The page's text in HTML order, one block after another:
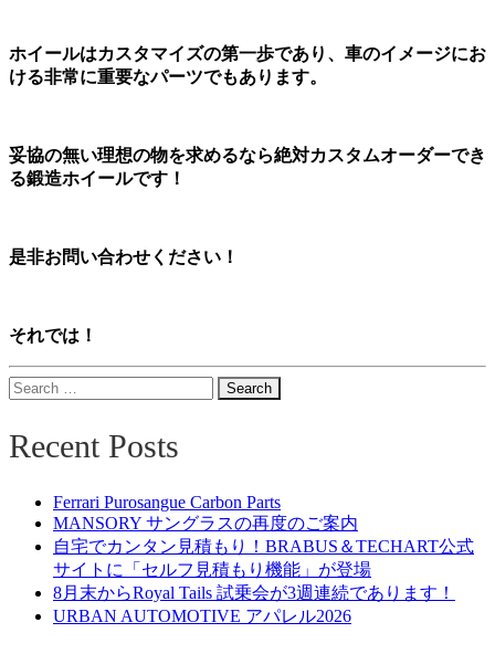
ホイールはカスタマイズの第一歩であり、車のイメージにお
ける非常に重要なパーツでもあります。
妥協の無い理想の物を求めるなら絶対カスタムオーダーでき
る鍛造ホイールです！
是非お問い合わせください！
それでは！
Search
for:
Recent Posts
Ferrari Purosangue Carbon Parts
MANSORY サングラスの再度のご案内
自宅でカンタン見積もり！BRABUS＆TECHART公式
サイトに「セルフ見積もり機能」が登場
8月末からRoyal Tails 試乗会が3週連続であります！
URBAN AUTOMOTIVE アパレル2026